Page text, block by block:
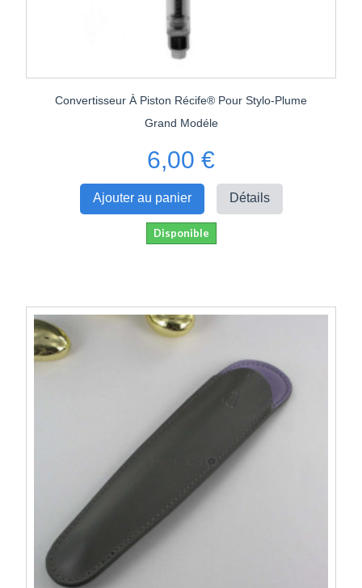
Convertisseur À Piston Récife® Pour Stylo-Plume
Grand Modéle
6,00 €
Ajouter au panier Détails
Disponible